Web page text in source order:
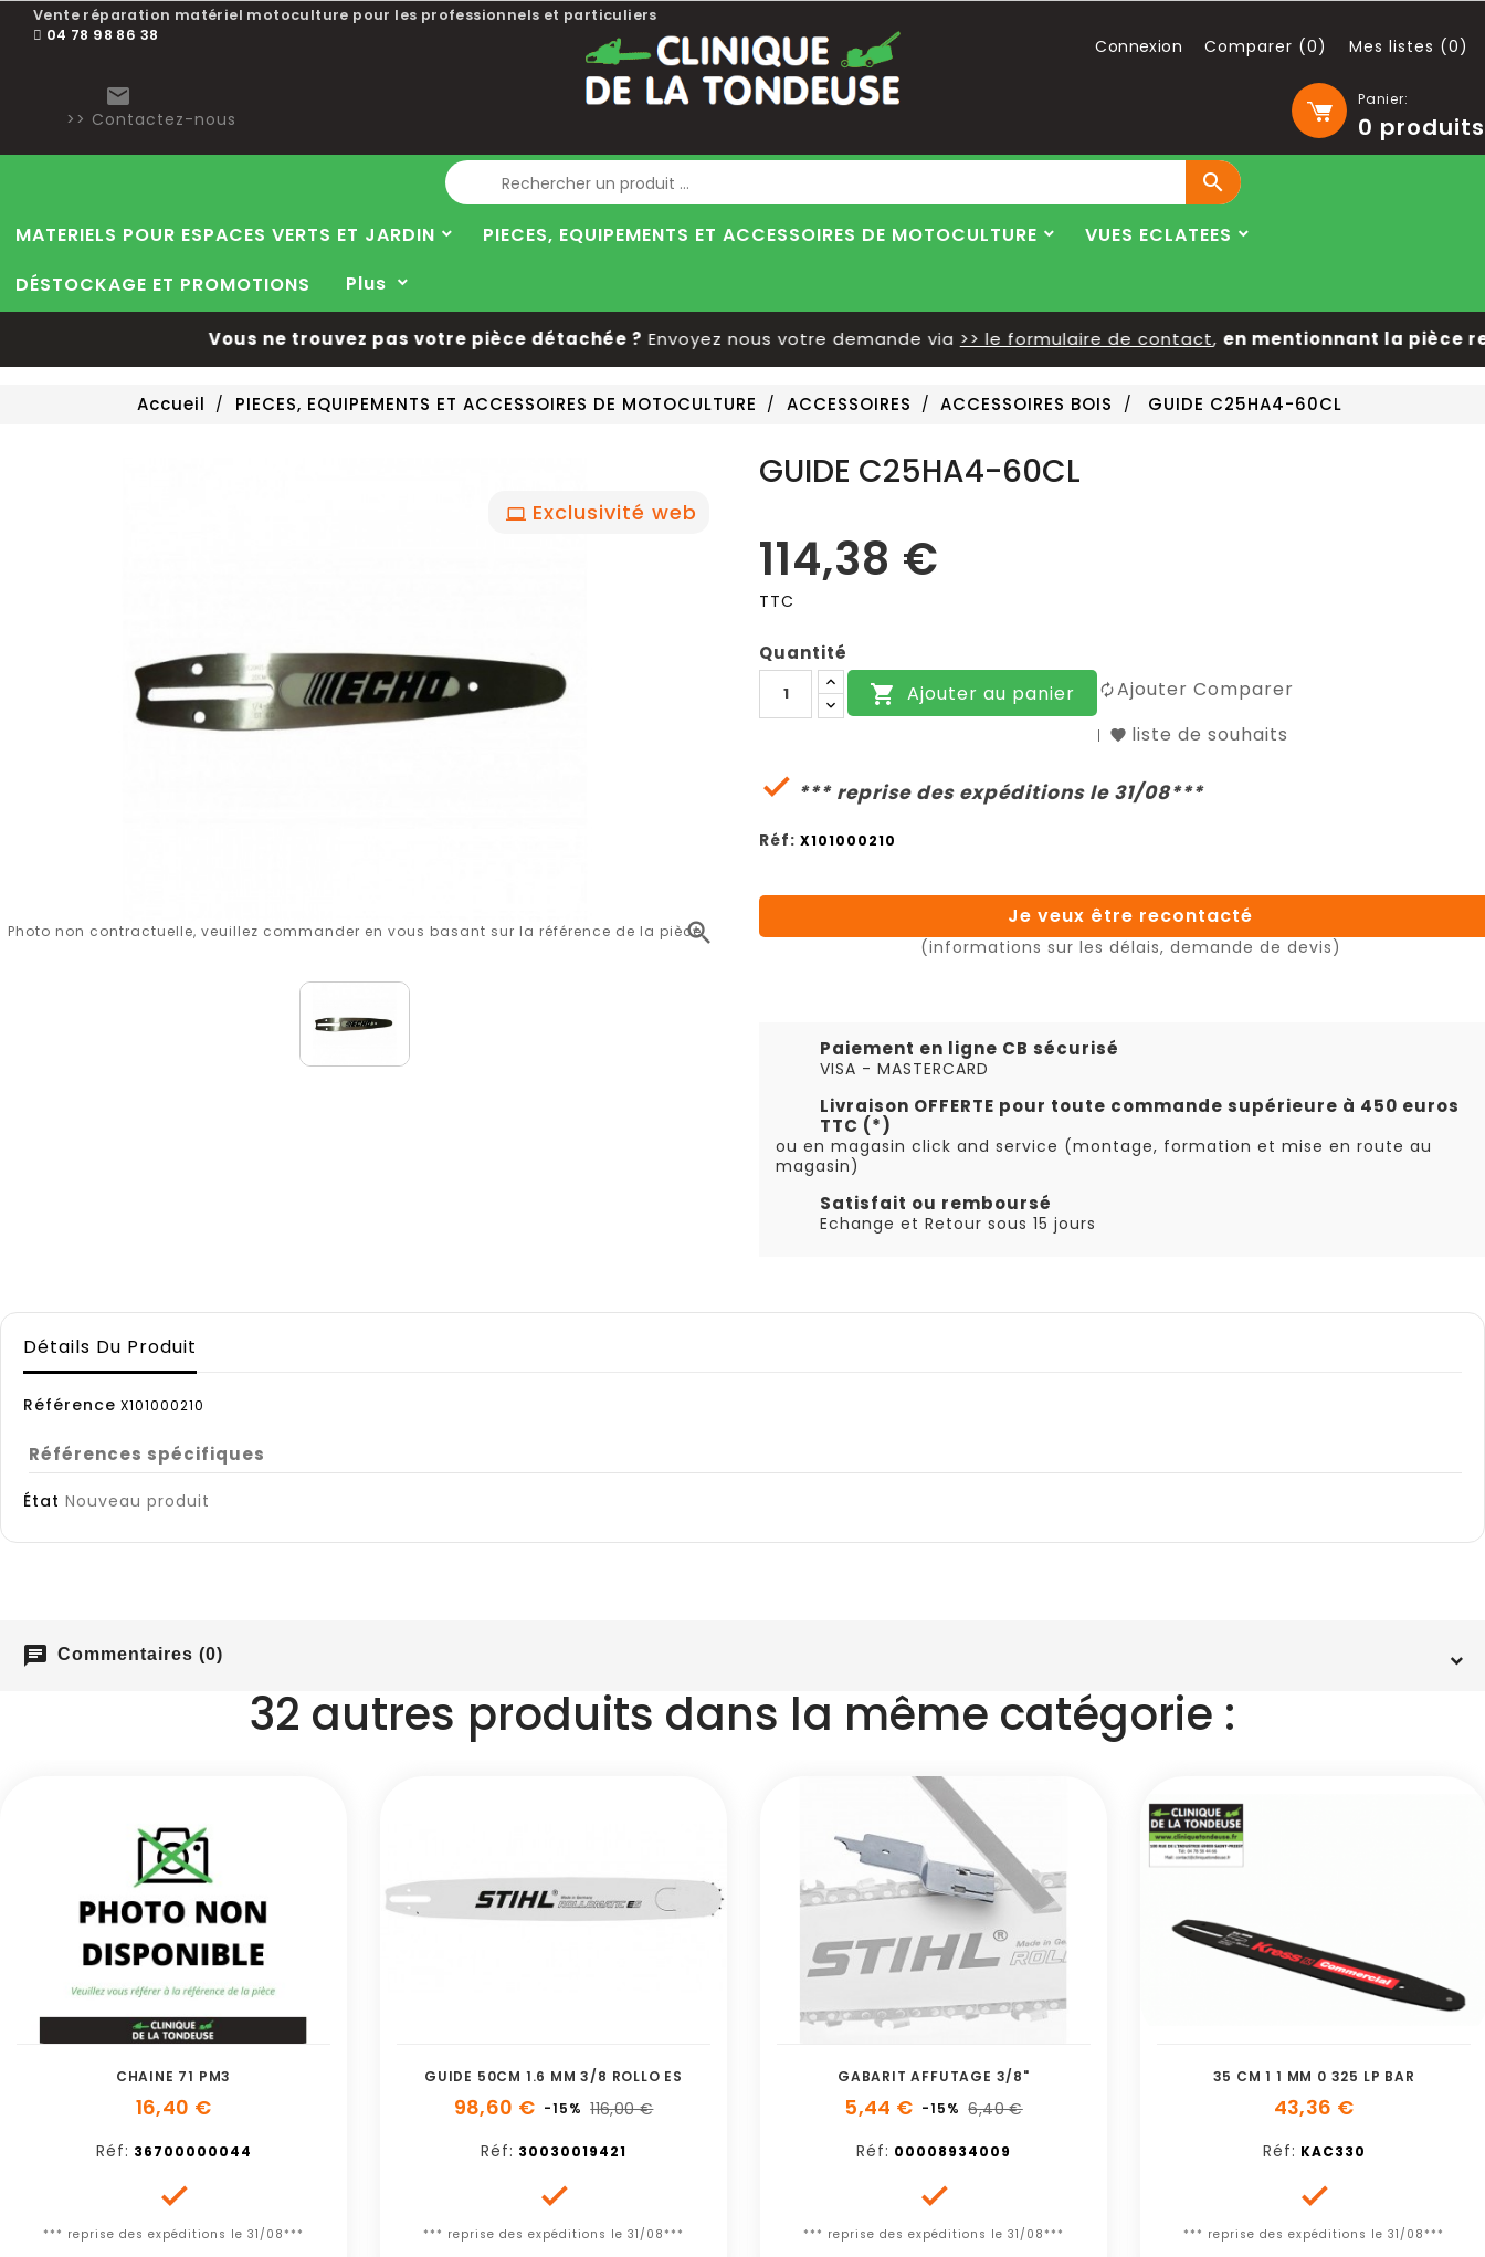
Vente réparation matériel motoculture pour les professionnels et particuliers
04 78 98 86 38
Panier:
0 produits

>> Contactez-nous
Connexion Comparer (0) Mes listes (0)
Blog

MATERIELS POUR ESPACES VERTS ET JARDIN PIECES, EQUIPEMENTS ET ACCESSOIRES DE MOTOCULTURE
VUES ECLATEES
DÉSTOCKAGE ET PROMOTIONS
Plus
Vous ne trouvez pas votre pièce détachée ?Envoyez nous votre demande via >> le formulaire de contact,en mentionnant la pièce
Accueil PIECES, EQUIPEMENTS ET ACCESSOIRES DE MOTOCULTURE ACCESSOIRES ACCESSOIRES BOIS GUIDE C25HA4-60CL
Exclusivité web

Photo non contractuelle, veuillez commander en vous basant sur la référence de la pièce
GUIDE C25HA4-60CL
114,38 €
TTC
Quantité
 Ajouter au panier
Ajouter Comparer
liste de souhaits
 *** reprise des expéditions le 31/08***
Réf: X101000210
Je veux être recontacté
(informations sur les délais, demande de devis)
Paiement en ligne CB sécurisé
VISA - MASTERCARD
Livraison OFFERTE pour toute commande supérieure à 450 euros
TTC (*)
ou en magasin click and service (montage, formation et mise en route au
magasin)
Satisfait ou remboursé
Echange et Retour sous 15 jours
Détails Du Produit
Référence X101000210
Références spécifiques
État Nouveau produit
chat Commentaires (0)
32 autres produits dans la même catégorie :
CHAINE 71 PM3
16,40 €
Réf: 36700000044

*** reprise des expéditions le 31/08***
GUIDE 50CM 1.6 MM 3/8 ROLLO ES
98,60 € -15% 116,00 €
Réf: 30030019421

*** reprise des expéditions le 31/08***
GABARIT AFFUTAGE 3/8"
5,44 € -15% 6,40 €
Réf: 00008934009

*** reprise des expéditions le 31/08***
35 CM 1 1 MM 0 325 LP BAR
43,36 €
Réf: KAC330

*** reprise des expéditions le 31/08***